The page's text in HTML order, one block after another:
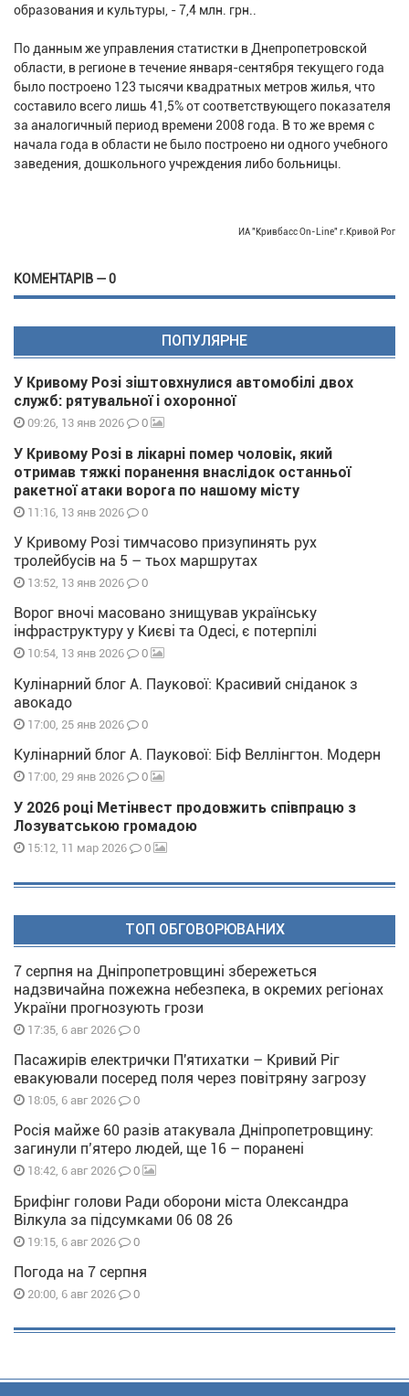
образования и культуры, - 7,4 млн. грн..
По данным же управления статистки в Днепропетровской
области, в регионе в течение января-сентября текущего года
было построено 123 тысячи квадратных метров жилья, что
составило всего лишь 41,5% от соответствующего показателя
за аналогичный период времени 2008 года. В то же время с
начала года в области не было построено ни одного учебного
заведения, дошкольного учреждения либо больницы.
ИА "Кривбасс On-Line" г.Кривой Рог
КОМЕНТАРІВ — 0
ПОПУЛЯРНЕ
У Кривому Розі зіштовхнулися автомобілі двох
служб: рятувальної і охоронної
09:26, 13 янв 2026 0
У Кривому Розі в лікарні помер чоловік, який
отримав тяжкі поранення внаслідок останньої
ракетної атаки ворога по нашому місту
11:16, 13 янв 2026 0
У Кривому Розі тимчасово призупинять рух
тролейбусів на 5 – тьох маршрутах
13:52, 13 янв 2026 0
Ворог вночі масовано знищував українську
інфраструктуру у Києві та Одесі, є потерпілі
10:54, 13 янв 2026 0
Кулінарний блог А. Паукової: Красивий сніданок з
авокадо
17:00, 25 янв 2026 0
Кулінарний блог А. Паукової: Біф Веллінгтон. Модерн
17:00, 29 янв 2026 0
У 2026 році Метінвест продовжить співпрацю з
Лозуватською громадою
15:12, 11 мар 2026 0
ТОП ОБГОВОРЮВАНИХ
7 серпня на Дніпропетровщині збережеться
надзвичайна пожежна небезпека, в окремих регіонах
України прогнозують грози
17:35, 6 авг 2026 0
Пасажирів електрички П'ятихатки – Кривий Ріг
евакуювали посеред поля через повітряну загрозу
18:05, 6 авг 2026 0
Росія майже 60 разів атакувала Дніпропетровщину:
загинули п’ятеро людей, ще 16 – поранені
18:42, 6 авг 2026 0
Брифінг голови Ради оборони міста Олександра
Вілкула за підсумками 06 08 26
19:15, 6 авг 2026 0
Погода на 7 серпня
20:00, 6 авг 2026 0